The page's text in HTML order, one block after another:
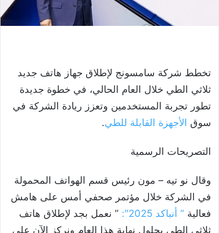
تخطط شركة سامسونج لإطلاق جهاز هاتف جديد
ثلاثي الطي خلال العام الحالي، في خطوة جديدة
تطور تجربة المستخدمين وتعزز ريادة الشركة في
سوق الأجهزة القابلة للطي.
التصريحات الرسمية
وقال نو تيه – مون رئيس قسم الهواتف المحمولة
في الشركة خلال مؤتمر صحفي أمس على هامش
فعالية ” أنباكد 2025″:
” نعمل بجد لإطلاق هاتف
ثلاثي الطي بحلول نهاية هذا العام ونركز الآن على